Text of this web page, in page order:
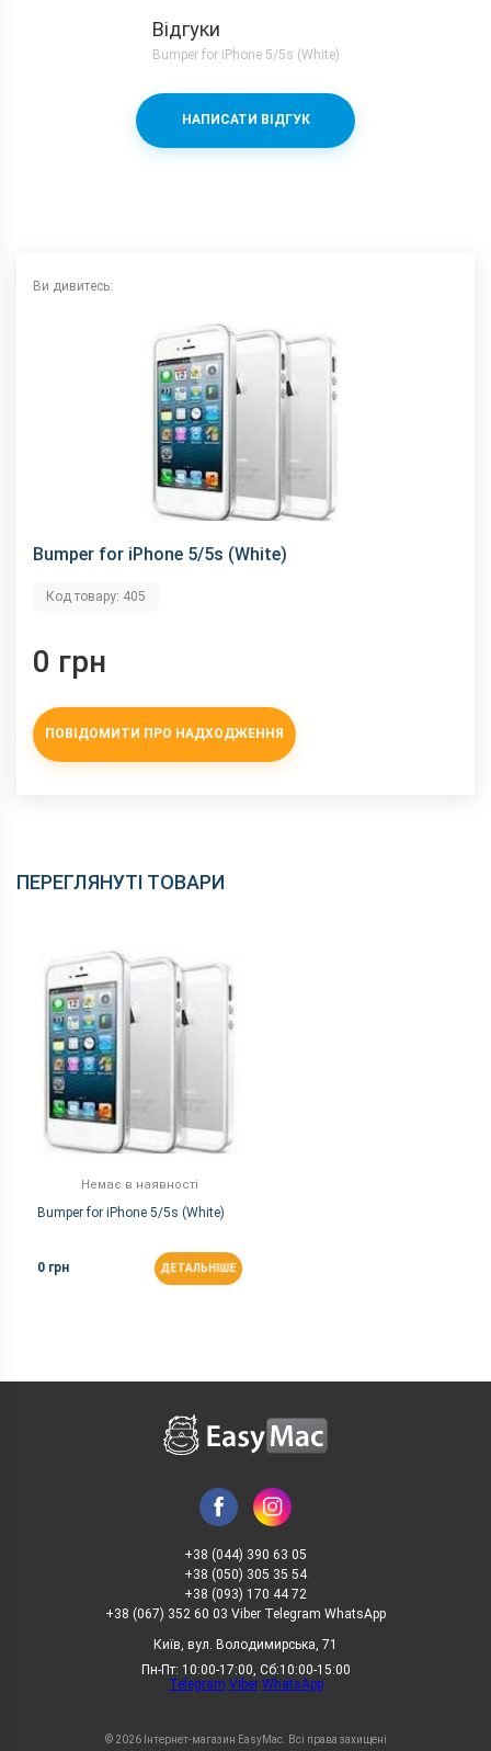
Відгуки
Bumper for iPhone 5/5s (White)
НАПИСАТИ ВІДГУК
Ви дивитесь:
Bumper for iPhone 5/5s (White)
Код товару: 405
0 грн
ПОВІДОМИТИ ПРО НАДХОДЖЕННЯ
ПЕРЕГЛЯНУТІ ТОВАРИ
Немає в наявності
Bumper for iPhone 5/5s (White)
0 грн ДЕТАЛЬНІШЕ
+38 (044) 390 63 05
+38 (050) 305 35 54
+38 (093) 170 44 72
+38 (067) 352 60 03 Viber Telegram WhatsApp
Київ, вул. Володимирська, 71
Пн-Пт: 10:00-17:00, Сб:10:00-15:00
Telegram Viber WhatsApp
© 2026 Інтернет-магазин EasyMac. Всі права захищені